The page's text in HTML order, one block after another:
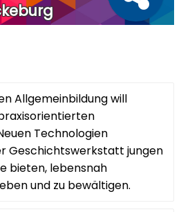
Allgemeinbildung will
Technologien
Geschichtswerkstatt jungen
bieten, lebensnah
und zu bewältigen.